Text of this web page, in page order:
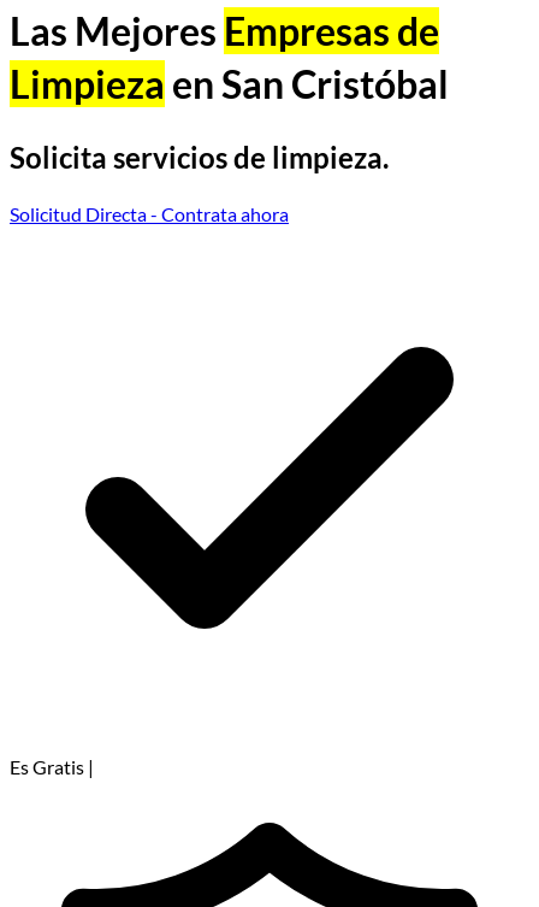
Las Mejores Empresas de
Limpieza en San Cristóbal
Solicita servicios de limpieza.
Solicitud Directa- Contrata ahora
Es Gratis |